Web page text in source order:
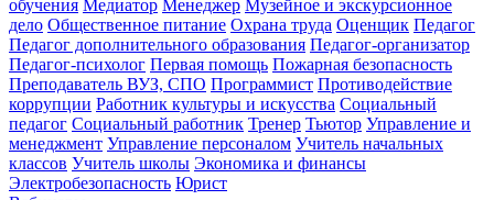
обучения Медиатор Менеджер Музейное и экскурсионное
дело Общественное питание Охрана труда Оценщик Педагог
Педагог дополнительного образования Педагог-организатор
Педагог-психолог Первая помощь Пожарная безопасность
Преподаватель ВУЗ, СПО Программист Противодействие
коррупции Работник культуры и искусства Социальный
педагог Социальный работник Тренер Тьютор Управление и
менеджмент Управление персоналом Учитель начальных
классов Учитель школы Экономика и финансы
Электробезопасность Юрист